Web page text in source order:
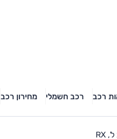
רכב רכב חשמלי מחירון רכב